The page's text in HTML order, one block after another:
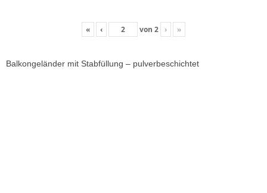
« ‹ von 2 › »
Balkongeländer mit Stabfüllung – pulverbeschichtet